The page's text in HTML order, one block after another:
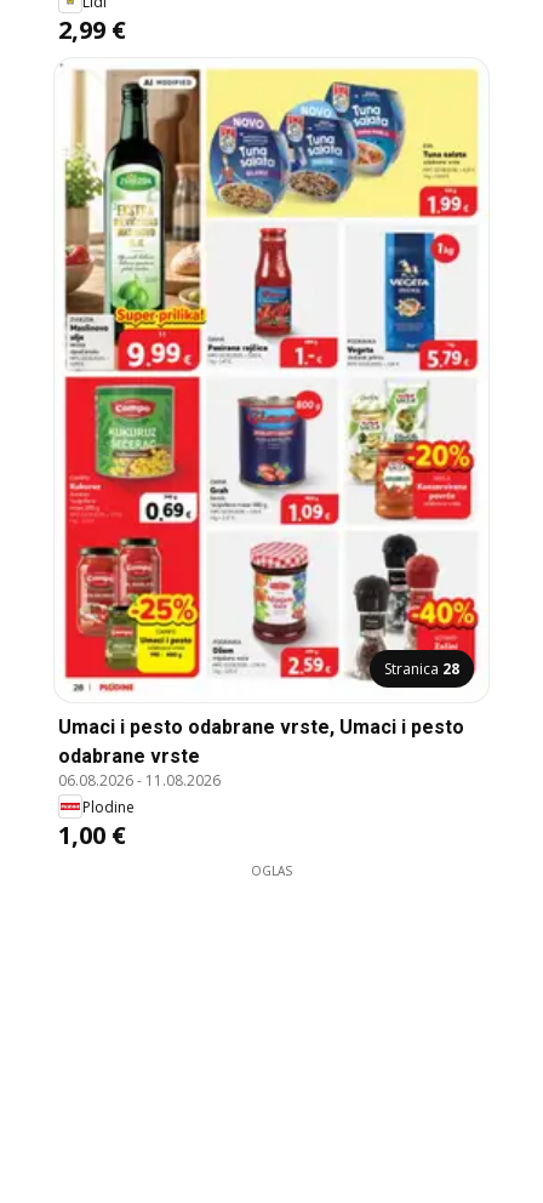
2,99 €
Stranica 28
Umaci i pesto odabrane vrste, Umaci i pesto
odabrane vrste
06.08.2026- 11.08.2026
Plodine
1,00 €
OGLAS